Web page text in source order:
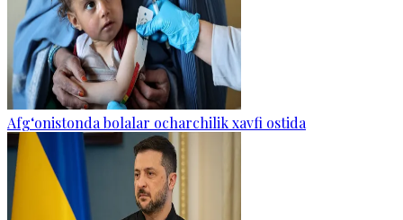
Afg‘onistonda bolalar ocharchilik xavfi ostida